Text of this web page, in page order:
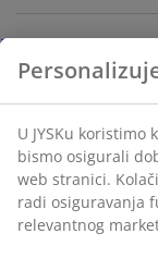
Saksija izrađena
Idealna za biljke
dobro uklapa u
Ø20xV17 cm
šifra artikla:
U JYSKu
bismo osigurali
web stranici.
radi osiguravanja
relevantnog